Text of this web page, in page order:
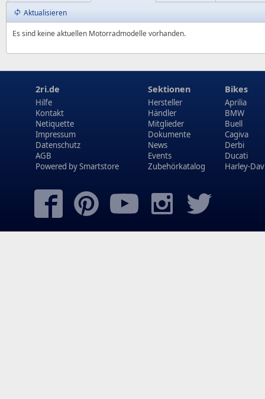
Aktualisieren
Es sind keine aktuellen Motorradmodelle vorhanden.
2ri.de
Hilfe
Kontakt
Netiquette
Impressum
Datenschutz
AGB
Powered bySmartstore
Sektionen
Hersteller
Händler
Mitglieder
Dokumente
News
Events
Zubehörkatalog
Bikes
Aprilia
BMW
Buell
Cagiva
Derbi
Ducati
Harley-